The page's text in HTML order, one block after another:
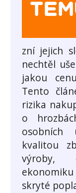
zní jejich
nechtěl
jakou
Tento
rizika
o
kvalitou
výroby,
ekonomiku
skryté